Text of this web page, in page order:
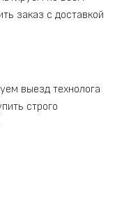
заказ с доставкой
выезд технолога
строго